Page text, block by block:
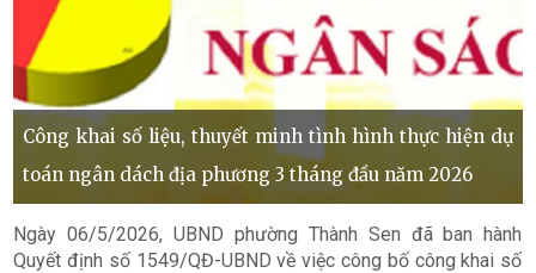
Công khai số liệu, thuyết minh tình hình thực hiện dự
toán ngân dách địa phương 3 tháng đầu năm 2026
Ngày 06/5/2026, UBND phường Thành Sen đã ban hành
Quyết định số 1549/QĐ-UBND về việc công bố công khai số